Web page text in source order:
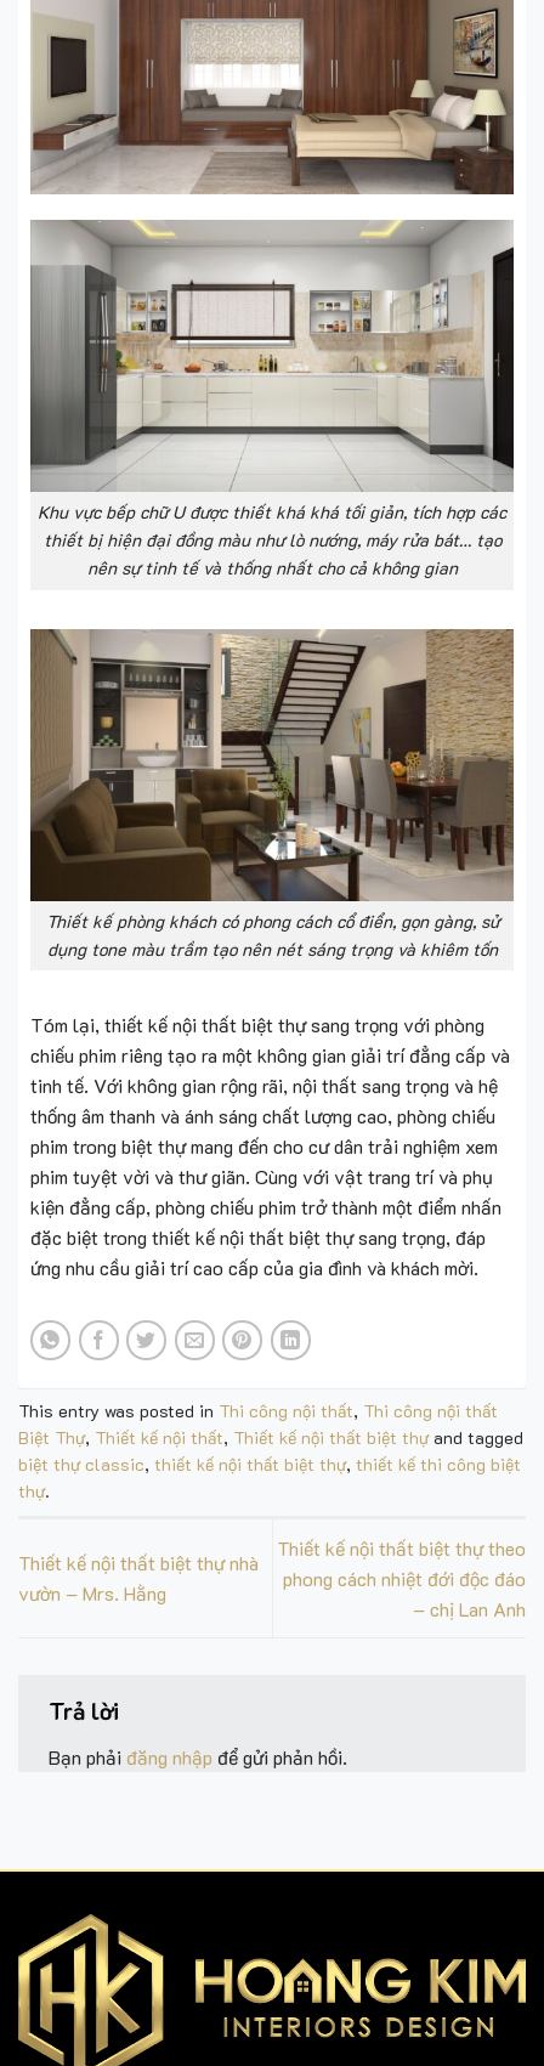
Khu vực bếp chữ U được thiết khá khá tối giản, tích hợp các
thiết bị hiện đại đồng màu như lò nướng, máy rửa bát… tạo
nên sự tinh tế và thống nhất cho cả không gian
Thiết kế phòng khách có phong cách cổ điển, gọn gàng, sử
dụng tone màu trầm tạo nên nét sáng trọng và khiêm tốn
Tóm lại, thiết kế nội thất biệt thự sang trọng với phòng
chiếu phim riêng tạo ra một không gian giải trí đẳng cấp và
tinh tế. Với không gian rộng rãi, nội thất sang trọng và hệ
thống âm thanh và ánh sáng chất lượng cao, phòng chiếu
phim trong biệt thự mang đến cho cư dân trải nghiệm xem
phim tuyệt vời và thư giãn. Cùng với vật trang trí và phụ
kiện đẳng cấp, phòng chiếu phim trở thành một điểm nhấn
đặc biệt trong thiết kế nội thất biệt thự sang trọng, đáp
ứng nhu cầu giải trí cao cấp của gia đình và khách mời.
This entry was posted in Thi công nội thất, Thi công nội thất
Biệt Thự, Thiết kế nội thất, Thiết kế nội thất biệt thựand tagged
biệt thự classic, thiết kế nội thất biệt thự, thiết kế thi công biệt
thự.
Thiết kế nội thất biệt thự nhà
vườn – Mrs. Hằng
Thiết kế nội thất biệt thự theo
phong cách nhiệt đới độc đáo
– chị Lan Anh
Trả lời
Bạn phải đăng nhập để gửi phản hồi.